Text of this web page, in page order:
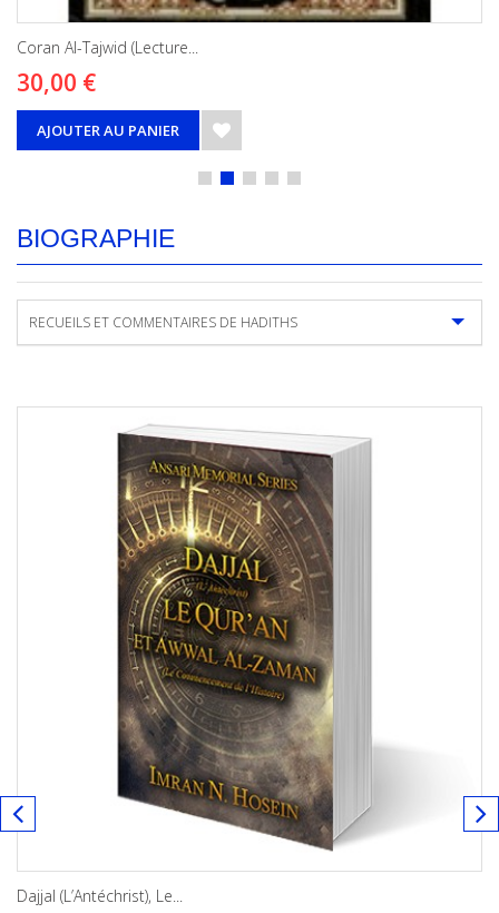
Coran Al-Tajwid (Lecture...
30,00 €
AJOUTER AU PANIER
BIOGRAPHIE
RECUEILS ET COMMENTAIRES DE HADITHS
Dajjal (L’Antéchrist), Le...